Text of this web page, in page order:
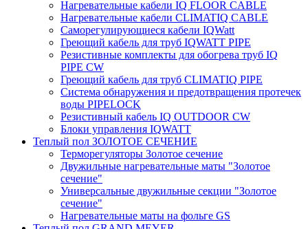
Нагревательные кабели IQ FLOOR CABLE
Нагревательные кабели CLIMATIQ CABLE
Саморегулирующиеся кабели IQWatt
Греющий кабель для труб IQWATT PIPE
Резистивные комплекты для обогрева труб IQ
PIPE CW
Греющий кабель для труб CLIMATIQ PIPE
Система обнаружения и предотвращения протечек
воды PIPELOCK
Резистивный кабель IQ OUTDOOR CW
Блоки управления IQWATT
Теплый пол ЗОЛОТОЕ СЕЧЕНИЕ
Терморегуляторы Золотое сечение
Двужильные нагревательные маты "Золотое
сечение"
Универсальные двужильные секции "Золотое
сечение"
Нагревательные маты на фольге GS